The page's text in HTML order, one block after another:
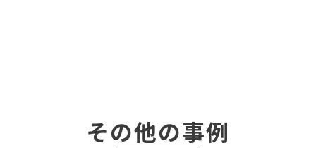
その他の事例